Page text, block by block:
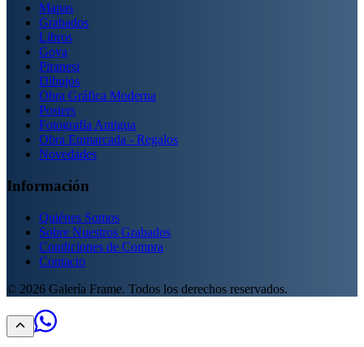
Mapas
Grabados
Libros
Goya
Piranesi
Dibujos
Obra Gráfica Moderna
Posters
Fotografía Antigua
Obra Enmarcada - Regalos
Novedades
Información
Quiénes Somos
Sobre Nuestros Grabados
Condiciones de Compra
Contacto
© 2026 Galería Frame. Todos los derechos reservados.